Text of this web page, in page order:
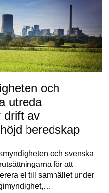
och
utreda
drift av
beredskap
och svenska
för att
el till samhället under